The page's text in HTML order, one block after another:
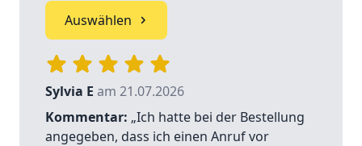
Auswählen
Sylvia E am 21.07.2026
Kommentar: „Ich hatte bei der Bestellung
angegeben, dass ich einen Anruf vor